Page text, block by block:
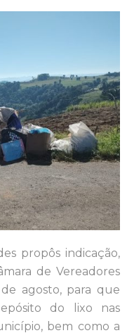
propôs indicação,
de Vereadores
agosto, para que
do lixo nas
bem como a